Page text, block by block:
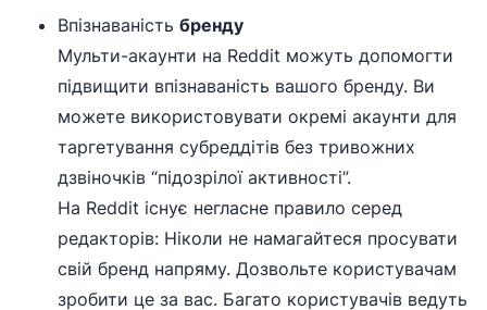
Впізнаваністьбренду
Мульти-акаунти на Reddit можуть допомогти
підвищити впізнаваність вашого бренду. Ви
можете використовувати окремі акаунти для
таргетування субреддітів без тривожних
дзвіночків “підозрілої активності”.
На Reddit існує негласне правило серед
редакторів: Ніколи не намагайтеся просувати
свій бренд напряму. Дозвольте користувачам
зробити це за вас. Багато користувачів ведуть